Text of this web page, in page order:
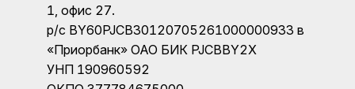
1, офис 27.
р/с BY60PJCB30120705261000000933 в
«Приорбанк» ОАО БИК PJCBBY2X
УНП 190960592